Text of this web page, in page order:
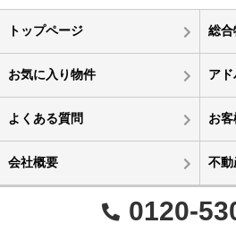
トップページ 総合
お気に入り物件 ア
よくある質問 お
会社概要 不動
0120-